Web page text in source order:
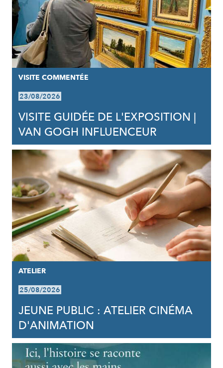
VISITE COMMENTÉE
23/08/2026
VISITE GUIDÉE DE L'EXPOSITION |
VAN GOGH INFLUENCEUR
ATELIER
25/08/2026
JEUNE PUBLIC : ATELIER CINÉMA
D'ANIMATION